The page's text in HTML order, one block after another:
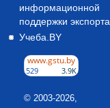
информационной
поддержки экспорта
Учеба.BY
© 2003-2026,